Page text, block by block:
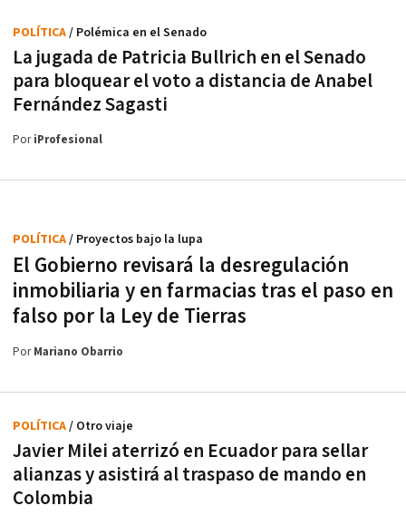
La jugada de Patricia Bullrich en el Senado
para bloquear el voto a distancia de Anabel
Fernández Sagasti
POLÍTICA/ Polémica en el Senado
PoriProfesional
El Gobierno revisará la desregulación
inmobiliaria y en farmacias tras el paso en
falso por la Ley de Tierras
POLÍTICA/ Proyectos bajo la lupa
PorMariano Obarrio
Javier Milei aterrizó en Ecuador para sellar
alianzas y asistirá al traspaso de mando en
Colombia
POLÍTICA/ Otro viaje